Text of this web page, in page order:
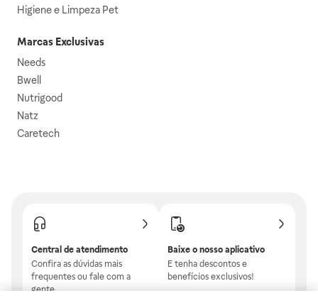
Higiene e Limpeza Pet
Marcas Exclusivas
Needs
Bwell
Nutrigood
Natz
Caretech
Central de atendimento
Confira as dúvidas mais
frequentes ou fale com a
gente.
Baixe o nosso aplicativo
E tenha descontos e
benefícios exclusivos!